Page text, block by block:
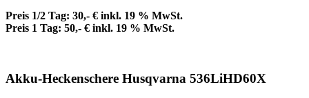
Preis 1/2 Tag: 30,- € inkl. 19 % MwSt.
Preis 1 Tag: 50,- € inkl. 19 % MwSt.
Akku-Heckenschere Husqvarna 536LiHD60X